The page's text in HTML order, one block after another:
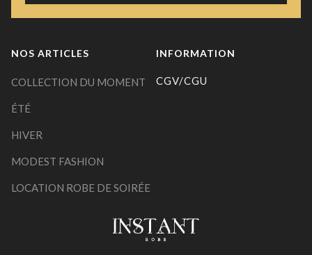
NOS ARTICLES
COLLECTION DU MOMENT
ÉTÉ
HIVER
MODEST FASHION
LOCATION ROBE DE SOIRÉE
INFORMATION
CGV/CGU